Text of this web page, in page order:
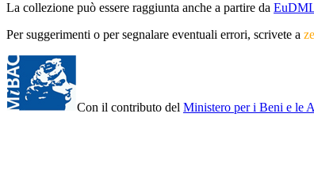
La collezione può essere raggiunta anche a partire da
Per suggerimenti o per segnalare eventuali errori, scrivete a
Con il contributo del Ministero per i Beni e le